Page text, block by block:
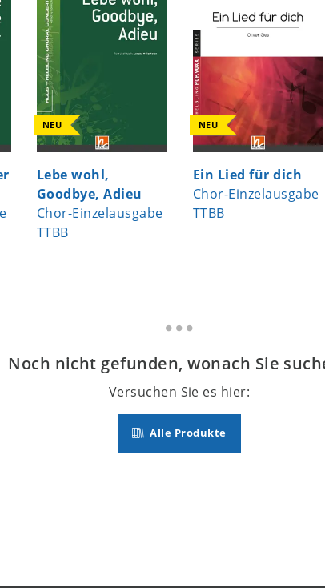
NEU
Lebe wohl,
Goodbye, Adieu
Chor-Einzelausgabe
TTBB
NEU
Ein Lied für dich
Chor-Einzelausgabe
TTBB
Noch nicht gefunden, wonach Sie
Versuchen Sie es hier:
Alle Produkte